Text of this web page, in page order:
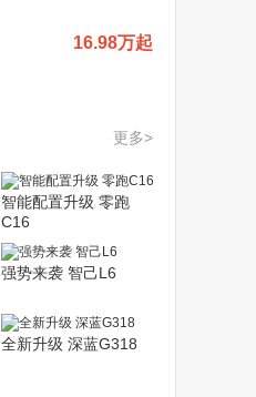
16.98万起
更多>
智能配置升级 零跑
C16
强势来袭 智己L6
全新升级 深蓝G318